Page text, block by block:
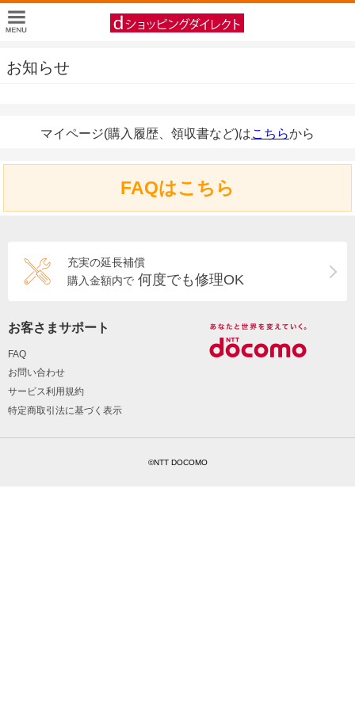
お知らせ
マイページ(購入履歴、領収書など)はこちらから
FAQはこちら
充実の延長補償
購入金額内で 何度でも修理OK
お客さまサポート
FAQ
お問い合わせ
サービス利用規約
特定商取引法に基づく表示
©NTT DOCOMO